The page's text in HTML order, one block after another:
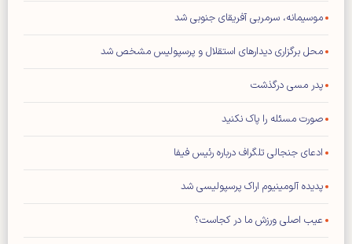
موسیمانه، سرمربی آفریقای جنوبی شد
محل برگزاری دیدار‌های استقلال و پرسپولیس مشخص شد
پدر مسی درگذشت
صورت مسئله را پاک نکنید
ادعای جنجالی تلگراف درباره رئیس فیفا
پدیده آلومینیوم اراک پرسپولیسی شد
عیب اصلی ورزش ما در کجاست؟